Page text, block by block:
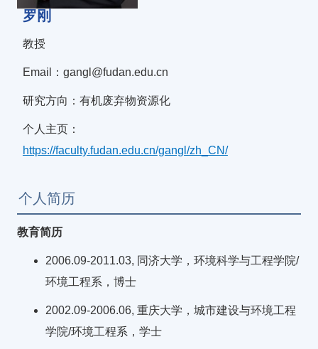
罗刚
教授
Email：gangl@fudan.edu.cn
研究方向：有机废弃物资源化
个人主页：
https://faculty.fudan.edu.cn/gangl/zh_CN/
个人简历
教育简历
2006.09-2011.03, 同济大学，环境科学与工程学院/
环境工程系，博士
2002.09-2006.06, 重庆大学，城市建设与环境工程
学院/环境工程系，学士